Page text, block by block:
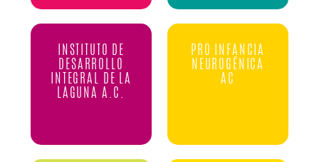
INSTITUTO DE
DESARROLLO
INTEGRAL DE LA
LAGUNA A.C.
PRO INFANCIA
NEUROGÉNICA
AC